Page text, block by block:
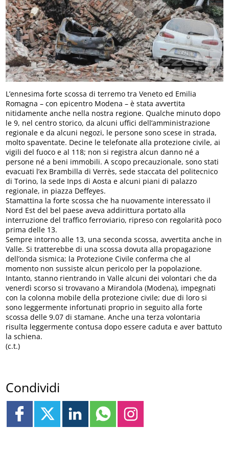
L’ennesima forte scossa di terremo tra Veneto ed Emilia
Romagna – con epicentro Modena – è stata avvertita
nitidamente anche nella nostra regione. Qualche minuto dopo
le 9, nel centro storico, da alcuni uffici dell’amministrazione
regionale e da alcuni negozi, le persone sono scese in strada,
molto spaventate. Decine le telefonate alla protezione civile, ai
vigili del fuoco e al 118; non si registra alcun danno né a
persone né a beni immobili. A scopo precauzionale, sono stati
evacuati l’ex Brambilla di Verrès, sede staccata del politecnico
di Torino, la sede Inps di Aosta e alcuni piani di palazzo
regionale, in piazza Deffeyes.
Stamattina la forte scossa che ha nuovamente interessato il
Nord Est del bel paese aveva addirittura portato alla
interruzione del traffico ferroviario, ripreso con regolarità poco
prima delle 13.
Sempre intorno alle 13, una seconda scossa, avvertita anche in
Valle. Si tratterebbe di una scossa dovuta alla propagazione
dell’onda sismica; la Protezione Civile conferma che al
momento non sussiste alcun pericolo per la popolazione.
Intanto, stanno rientrando in Valle alcuni dei volontari che da
venerdì scorso si trovavano a Mirandola (Modena), impegnati
con la colonna mobile della protezione civile; due di loro si
sono leggermente infortunati proprio in seguito alla forte
scossa delle 9.07 di stamane. Anche una terza volontaria
risulta leggermente contusa dopo essere caduta e aver battuto
la schiena.
(c.t.)
Condividi